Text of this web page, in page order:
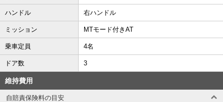
ハンドル 右ハンドル
ミッション MTモード付きAT
乗車定員 4名
ドア数 3
維持費用
自賠責保険料の目安